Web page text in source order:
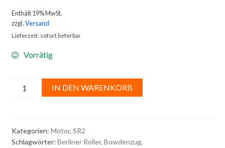
Enthält 19% MwSt.
zzgl.Versand
Lieferzeit: sofort lieferbar
Vorrätig
GASBOWDENZUGIN DEN WARENKORB
Kategorien: Motor, SR2
Schlagwörter: Berliner Roller, Bowdenzug,